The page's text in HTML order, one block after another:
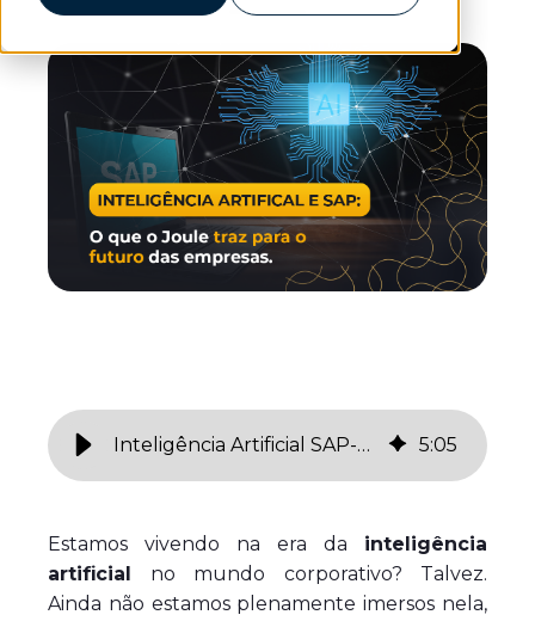
Inteligência Artificial SAP-Joule: O que esperar e como isso pode transformar seu ERP 5:05
Estamos vivendo na era da inteligência
artificial
no mundo corporativo? Talvez.
Ainda não estamos plenamente imersos nela,